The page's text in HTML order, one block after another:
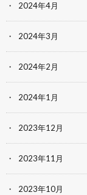
2024年4月
2024年3月
2024年2月
2024年1月
2023年12月
2023年11月
2023年10月